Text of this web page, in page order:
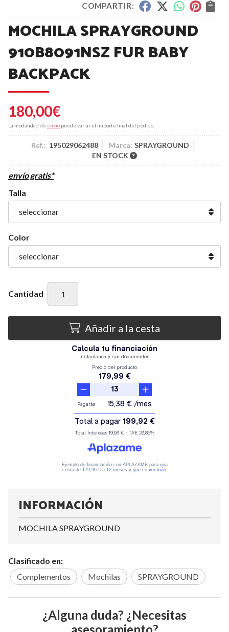
COMPARTIR:
MOCHILA SPRAYGROUND
910B8091NSZ FUR BABY
BACKPACK
180,00€
La modalidad de envío puede variar el importe final del pedido.
Ref.: 195029062488 Marca: SPRAYGROUND
EN STOCK
envío gratis*
Talla
Color
Cantidad
Añadir a la cesta
INFORMACIÓN
MOCHILA SPRAYGROUND
Clasificado en:
Complementos
Mochilas SPRAYGROUND
¿Alguna duda? ¿Necesitas